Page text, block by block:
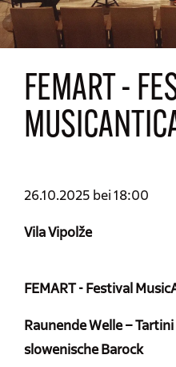
FEMART -
26.10.2025 bei 18:00
Vila Vipolže
FEMART - Festival
Raunende Welle –
slowenische Barock